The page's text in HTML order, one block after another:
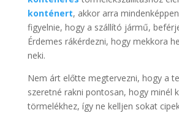
konténert, akkor arra
figyelnie, hogy a szállító jármű,
Érdemes rákérdezni, hogy mekkora
neki.
Nem árt előtte megtervezni, hogy a
szeretné rakni pontosan, hogy minél
törmelékhez, így ne kelljen sokat